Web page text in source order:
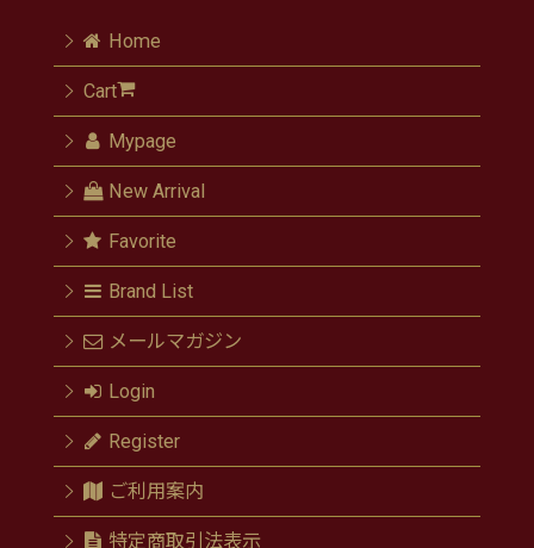
Home
Cart
Mypage
New Arrival
Favorite
Brand List
メールマガジン
Login
Register
ご利用案内
特定商取引法表示